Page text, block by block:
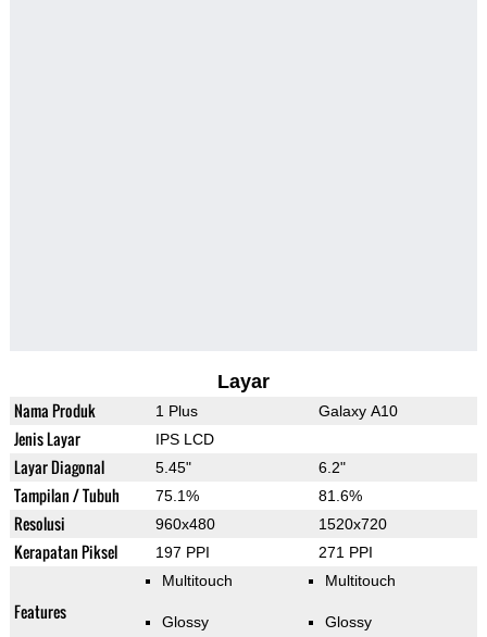
Layar
Nama Produk 1 Plus Galaxy A10
Jenis Layar IPS LCD
Layar Diagonal 5.45" 6.2"
Tampilan / Tubuh 75.1% 81.6%
Resolusi 960x480 1520x720
Kerapatan Piksel 197 PPI 271 PPI
Features
Multitouch
Glossy
Multitouch
Glossy